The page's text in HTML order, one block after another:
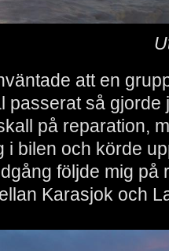
att en
passerat så gjorde
på reparation,
i bilen och körde
följde mig på
Karasjok och